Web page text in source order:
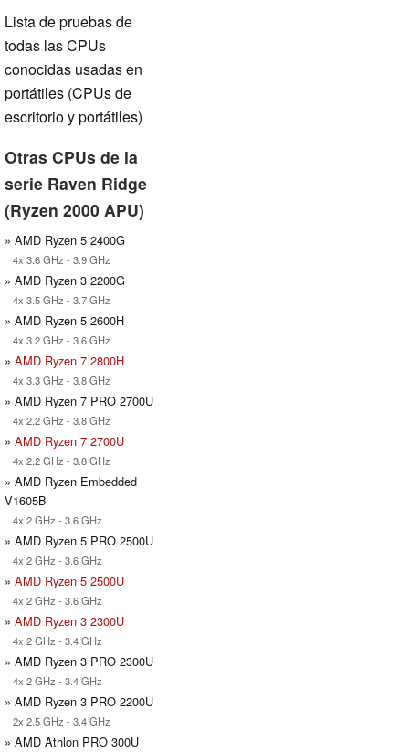
Lista de pruebas de
todas las CPUs
conocidas usadas en
portátiles (CPUs de
escritorio y portátiles)
Otras CPUs de la
serie Raven Ridge
(Ryzen 2000 APU)
» AMD Ryzen 5 2400G
4x 3.6 GHz - 3.9 GHz
» AMD Ryzen 3 2200G
4x 3.5 GHz - 3.7 GHz
» AMD Ryzen 5 2600H
4x 3.2 GHz - 3.6 GHz
» AMD Ryzen 7 2800H
4x 3.3 GHz - 3.8 GHz
» AMD Ryzen 7 PRO 2700U
4x 2.2 GHz - 3.8 GHz
» AMD Ryzen 7 2700U
4x 2.2 GHz - 3.8 GHz
» AMD Ryzen Embedded
V1605B
4x 2 GHz - 3.6 GHz
» AMD Ryzen 5 PRO 2500U
4x 2 GHz - 3.6 GHz
» AMD Ryzen 5 2500U
4x 2 GHz - 3.6 GHz
» AMD Ryzen 3 2300U
4x 2 GHz - 3.4 GHz
» AMD Ryzen 3 PRO 2300U
4x 2 GHz - 3.4 GHz
» AMD Ryzen 3 PRO 2200U
2x 2.5 GHz - 3.4 GHz
» AMD Athlon PRO 300U